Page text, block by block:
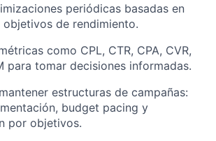
periódicas basadas en
objetivos de rendimiento.
como CPL, CTR, CPA, CVR,
para tomar decisiones informadas.
estructuras de campañas:
budget pacing y
por objetivos.